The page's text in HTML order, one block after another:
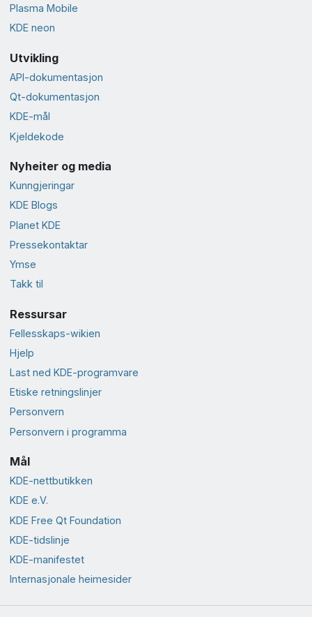
Plasma Mobile
KDE neon
Utvikling
API-dokumentasjon
Qt-dokumentasjon
KDE-mål
Kjeldekode
Nyheiter og media
Kunngjeringar
KDE Blogs
Planet KDE
Presse­kontaktar
Ymse
Takk til
Ressursar
Fellesskaps-wikien
Hjelp
Last ned KDE-programvare
Etiske retningslinjer
Personvern
Personvern i programma
Mål
KDE-nettbutikken
KDE e.V.
KDE Free Qt Foundation
KDE-tidslinje
KDE-manifestet
Internasjonale heimesider